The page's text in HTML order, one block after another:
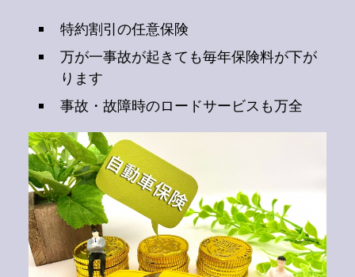
特約割引の任意保険
万が一事故が起きても毎年保険料が下が
ります
事故・故障時のロードサービスも万全